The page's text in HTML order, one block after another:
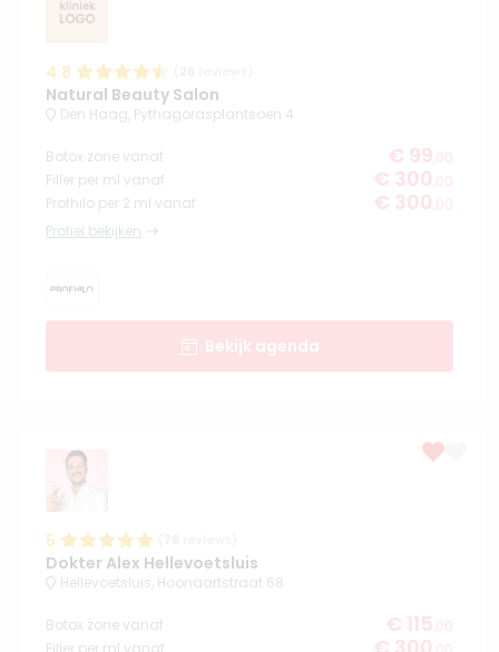
4.8
Natural Beauty Salon
Den Haag, Pythagorasplantsoen 4
Botox zone vanaf € 99 ,00
Filler per ml vanaf
€ 300 ,00
Profhilo per 2 ml vanaf
€ 300 ,00
Profiel bekijken
Bekijk agenda
5
Dokter Alex Hellevoetsluis
Hellevoetsluis, Hoonaartstraat 68
Botox zone vanaf € 115 ,00
Filler per ml vanaf